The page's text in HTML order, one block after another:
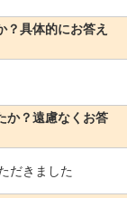
？具体的にお答え
か？遠慮なくお答
だきました